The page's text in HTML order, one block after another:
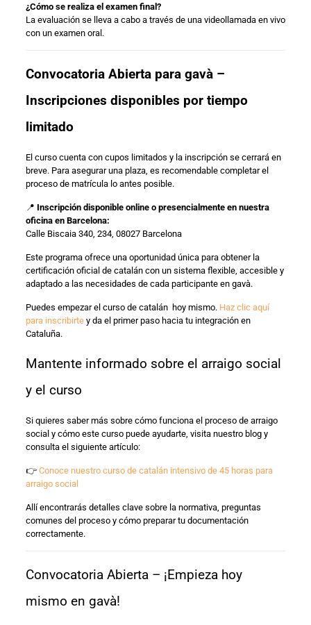
¿Cómo se realiza el examen final?
La evaluación se lleva a cabo a través de una videollamada en vivo
con un examen oral.
Convocatoria Abierta para gavà –
Inscripciones disponibles por tiempo
limitado
El curso cuenta con cupos limitados y la inscripción se cerrará en
breve. Para asegurar una plaza, es recomendable completar el
proceso de matrícula lo antes posible.
📍 Inscripción disponible online o presencialmente en nuestra
oficina en Barcelona:
Calle Biscaia 340, 234, 08027 Barcelona
Este programa ofrece una oportunidad única para obtener la
certificación oficial de catalán con un sistema flexible, accesible y
adaptado a las necesidades de cada participante en gavà.
Puedes empezar el curso de catalán hoy mismo. Haz clic aquí
para inscribirtey da el primer paso hacia tu integración en
Cataluña.
Mantente informado sobre el arraigo social
y el curso
Si quieres saber más sobre cómo funciona el proceso de arraigo
social y cómo este curso puede ayudarte, visita nuestro blog y
consulta el siguiente artículo:
👉 Conoce nuestro curso de catalán intensivo de 45 horas para
arraigo social
Allí encontrarás detalles clave sobre la normativa, preguntas
comunes del proceso y cómo preparar tu documentación
correctamente.
Convocatoria Abierta – ¡Empieza hoy
mismo en gavà!